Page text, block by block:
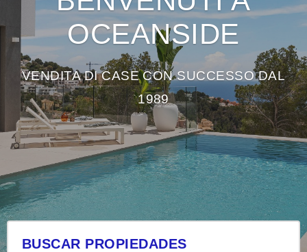
OCEANSIDE
VENDITA DI CASE CON SUCCESSO DAL
1989
BUSCAR PROPIEDADES